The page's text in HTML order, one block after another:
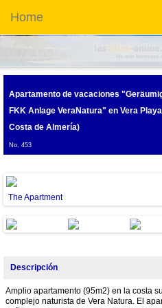
Home
Apartamento de vacaciones
FKK Anlage VeraNatura" en Vera
Costa de Almería)
No. 453
The Apartment
Descripción
Amplio apartamento (95m2) en la costa
complejo naturista de Vera Natura. El